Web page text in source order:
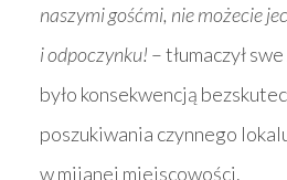
naszymi gośćmi, nie możecie
i odpoczynku! – tłumaczył
było konsekwencją
poszukiwania czynnego
w mijanej miejscowości.